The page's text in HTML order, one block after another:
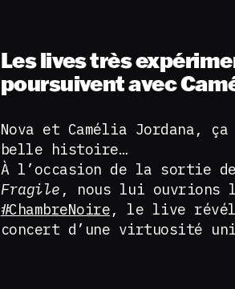
Les lives très
poursuivent avec
Nova et Camélia Jordana,
belle histoire…
À l’occasion de la sortie
Fragile , nous lui ouvrions
#ChambreNoire, le live
concert d’une virtuosité